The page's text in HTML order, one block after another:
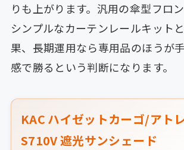
りも上がります。汎用の傘型フロ
シンプルなカーテンレールキット
果、長期運用なら専用品のほうが
感で勝るという判断になります。
KAC ハイゼットカーゴ/アト
S710V 遮光サンシェード